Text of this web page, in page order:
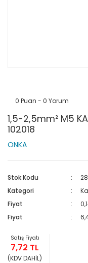
0 Puan - 0 Yorum
1,5-2,5mm² M5
102018
ONKA
Stok Kodu
Kategori
Fiyat
Fiyat
Satış Fiyatı
7,72 TL
(KDV DAHİL)